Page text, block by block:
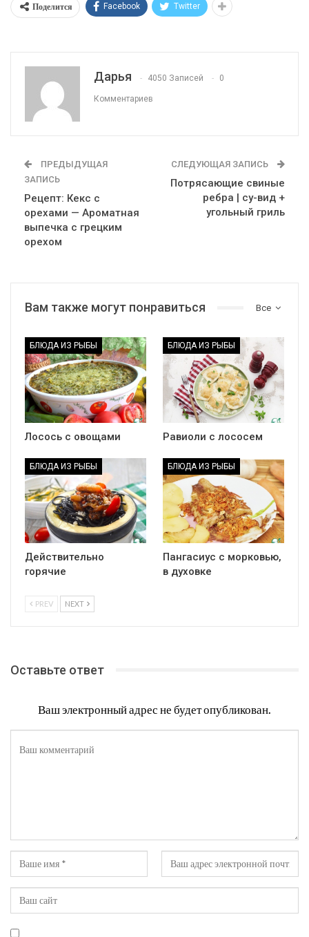
Поделится Facebook Twitter
Дарья 4050 Записей 0
Комментариев
ПРЕДЫДУЩАЯ
ЗАПИСЬ
Рецепт: Кекс с
орехами — Ароматная
выпечка с грецким
орехом
СЛЕДУЮЩАЯ ЗАПИСЬ
Потрясающие свиные
ребра | су-вид +
угольный гриль
Все
Вам также могут понравиться
БЛЮДА ИЗ РЫБЫ
Лосось с овощами
БЛЮДА ИЗ РЫБЫ
Равиоли с лососем
БЛЮДА ИЗ РЫБЫ
Действительно
горячие
БЛЮДА ИЗ РЫБЫ
Пангасиус с морковью,
в духовке
PREV NEXT
Оставьте ответ
Ваш электронный адрес не будет опубликован.